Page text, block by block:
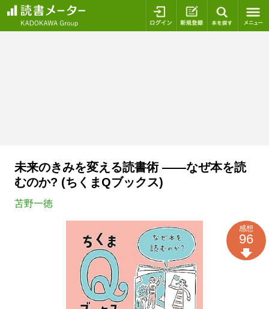
ログイン 新規登録
未来のきみを変える読書術 ――なぜ本を読
むのか? (ちくまQブックス)
苫野一徳
感想
96